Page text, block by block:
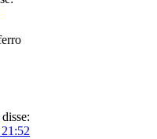
disse: